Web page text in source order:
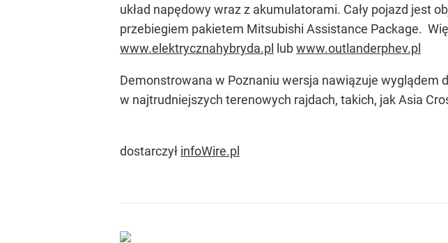
układ napędowy wraz z akumulatorami. Cały pojazd jest
przebiegiem pakietem Mitsubishi Assistance Package.
www.elektrycznahybryda.pl
lubwww.outlanderphev.pl
Demonstrowana w Poznaniu wersja nawiązuje wyglądem
w najtrudniejszych terenowych rajdach, takich, jak Asia
dostarczył infoWire.pl